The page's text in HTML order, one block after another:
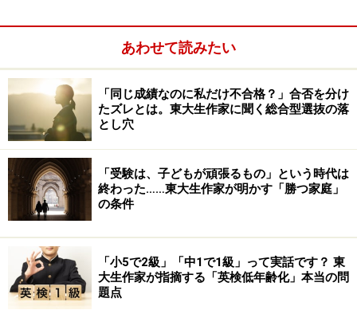
ここでは首都圏近郊、主要私立単科大学医学部・薬学部
を中心に説明をしていこう。
※記事内容は執筆時点のものです。最新の内容をご確認くださ
い。
あわせて読みたい
「同じ成績なのに私だけ不合格？」合否を分け
たズレとは。東大生作家に聞く総合型選抜の落
とし穴
「受験は、子どもが頑張るもの」という時代は
終わった……東大生作家が明かす「勝つ家庭」
の条件
「小5で2級」「中1で1級」って実話です？ 東
大生作家が指摘する「英検低年齢化」本当の問
題点